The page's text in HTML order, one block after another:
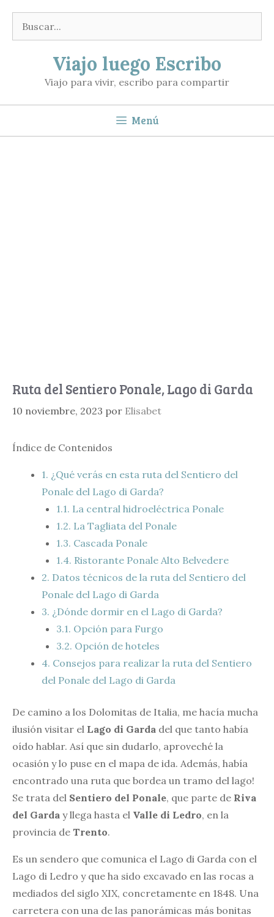
contenido
Buscar:
Viajo luego Escribo
Viajo para vivir, escribo para compartir
Menú
Ruta del Sentiero Ponale, Lago di Garda
10 noviembre, 2023 por Elisabet
Índice de Contenidos
1. ¿Qué verás en esta ruta del Sentiero del
Ponale del Lago di Garda?
1.1. La central hidroeléctrica Ponale
1.2. La Tagliata del Ponale
1.3. Cascada Ponale
1.4. Ristorante Ponale Alto Belvedere
2. Datos técnicos de la ruta del Sentiero del
Ponale del Lago di Garda
3. ¿Dónde dormir en el Lago di Garda?
3.1. Opción para Furgo
3.2. Opción de hoteles
4. Consejos para realizar la ruta del Sentiero
del Ponale del Lago di Garda
De camino a los Dolomitas de Italia, me hacía mucha
ilusión visitar el Lago di Garda del que tanto había
oído hablar. Así que sin dudarlo, aproveché la
ocasión y lo puse en el mapa de ida. Además, había
encontrado una ruta que bordea un tramo del lago!
Se trata del Sentiero del Ponale, que parte de Riva
del Garda y llega hasta el Valle di Ledro, en la
provincia de Trento.
Es un sendero que comunica el Lago di Garda con el
Lago di Ledro y que ha sido excavado en las rocas a
mediados del siglo XIX, concretamente en 1848. Una
carretera con una de las panorámicas más bonitas